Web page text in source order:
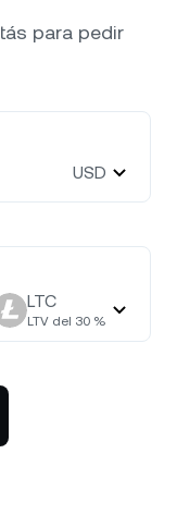
para pedir
USD
LTC
LTV del 30 %